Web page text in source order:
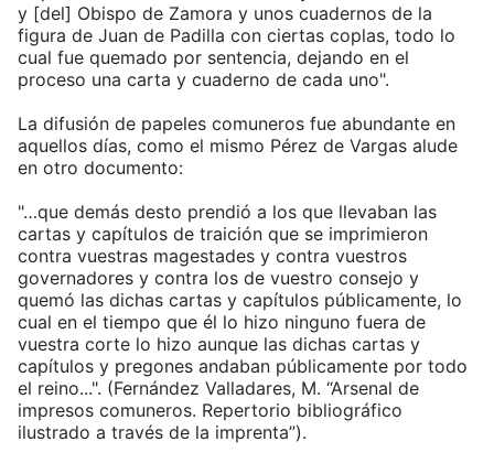
y [del] Obispo de Zamora y unos cuadernos de la
figura de Juan de Padilla con ciertas coplas, todo lo
cual fue quemado por sentencia, dejando en el
proceso una carta y cuaderno de cada uno".
La difusión de papeles comuneros fue abundante en
aquellos días, como el mismo Pérez de Vargas alude
en otro documento:
"…que demás desto prendió a los que llevaban las
cartas y capítulos de traición que se imprimieron
contra vuestras magestades y contra vuestros
governadores y contra los de vuestro consejo y
quemó las dichas cartas y capítulos públicamente, lo
cual en el tiempo que él lo hizo ninguno fuera de
vuestra corte lo hizo aunque las dichas cartas y
capítulos y pregones andaban públicamente por todo
el reino...". (Fernández Valladares, M. “Arsenal de
impresos comuneros. Repertorio bibliográfico
ilustrado a través de la imprenta”).